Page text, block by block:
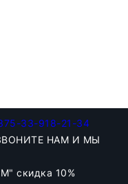
33-918-21-34
НАМ И МЫ
скидка 10%